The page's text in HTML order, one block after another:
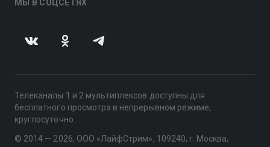
МЫ В СОЦСЕТЯХ
Телеканалы 1 и 2 мультиплексов доступны для
бесплатного просмотра в непрерывном режиме,
круглосуточно.
© 2014 — 2026, ООО «ЛайфСтрим», 109240, г. Москва,